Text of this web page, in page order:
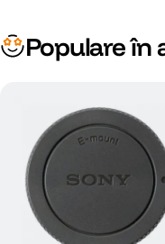
Populare în